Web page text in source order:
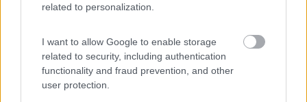
related to personalization.
I want to allow Google to enable storage
related to security, including authentication
functionality and fraud prevention, and other
user protection.
61
Inserito il27/02/2020 alle:21:44:59